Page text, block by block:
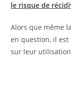
le risque de
Alors que même
en question, il
sur leur